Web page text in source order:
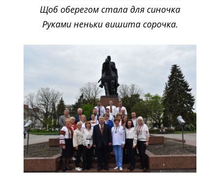
Щоб оберегом стала для синочка
Руками неньки вишита сорочка.